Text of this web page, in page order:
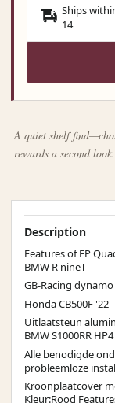
Ships
14
A quiet shelf
rewards a second look.
Description
Features of EP
BMW R nineT
GB-Racing
Honda CB500F '22-
Uitlaatsteun
BMW S1000RR
Alle benodigde
probleemloze
Kroonplaatcover
Kleur:Rood